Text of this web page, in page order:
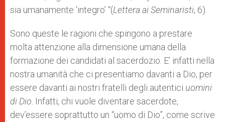
sia umanamente ‘integro’ “(Lettera ai Seminaristi, 6).
Sono queste le ragioni che spingono a prestare
molta attenzione alla dimensione umana della
formazione dei candidati al sacerdozio. E’ infatti nella
nostra umanità che ci presentiamo davanti a Dio, per
essere davanti ai nostri fratelli degli autentici uomini
di Dio . Infatti, chi vuole diventare sacerdote,
dev’essere soprattutto un “uomo di Dio”, come scrive